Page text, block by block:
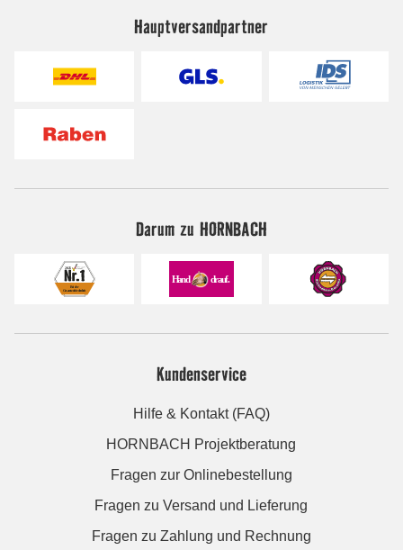
Hauptversandpartner
Darum zu HORNBACH
Kundenservice
Hilfe & Kontakt (FAQ)
HORNBACH Projektberatung
Fragen zur Onlinebestellung
Fragen zu Versand und Lieferung
Fragen zu Zahlung und Rechnung